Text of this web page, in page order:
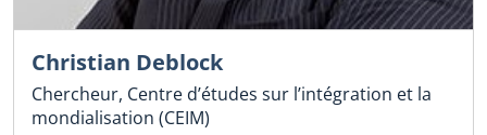
Christian Deblock
Chercheur, Centre d’études sur l’intégration et la
mondialisation (CEIM)